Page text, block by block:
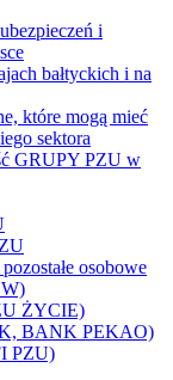
i
bałtyckich i na
które mogą mieć
sektora
GRUPY PZU w
osobowe
ŻYCIE)
BANK PEKAO)
PZU)